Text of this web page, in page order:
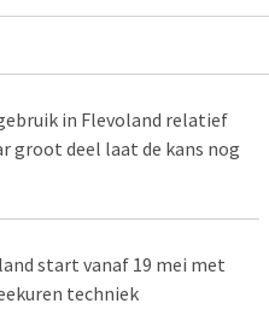
in Flevoland relatief
groot deel laat de kans nog
start vanaf 19 mei met
techniek